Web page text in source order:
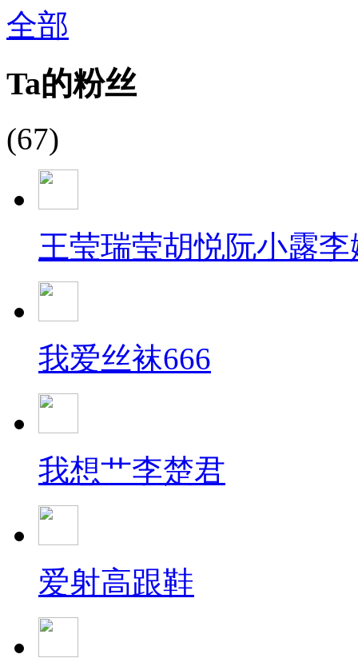
全部
Ta的粉丝
(67)
王莹瑞莹胡悦阮小露
我爱丝袜666
我想艹李楚君
爱射高跟鞋